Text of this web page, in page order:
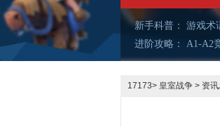
新手科普： 游戏术
进阶攻略：
A1-A2
17173> 皇室战争 > 资